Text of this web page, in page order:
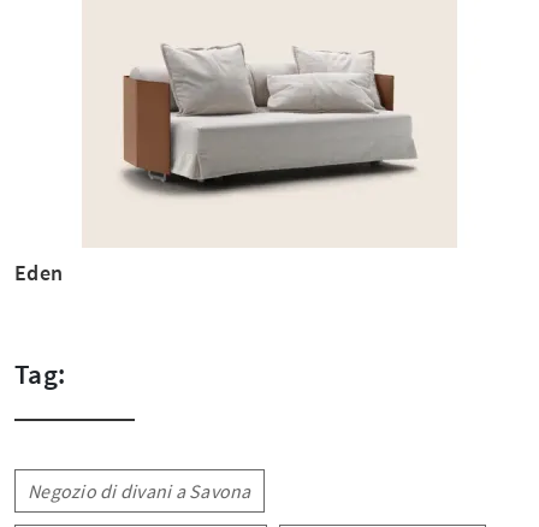
Eden
Tag:
Negozio di divani a Savona